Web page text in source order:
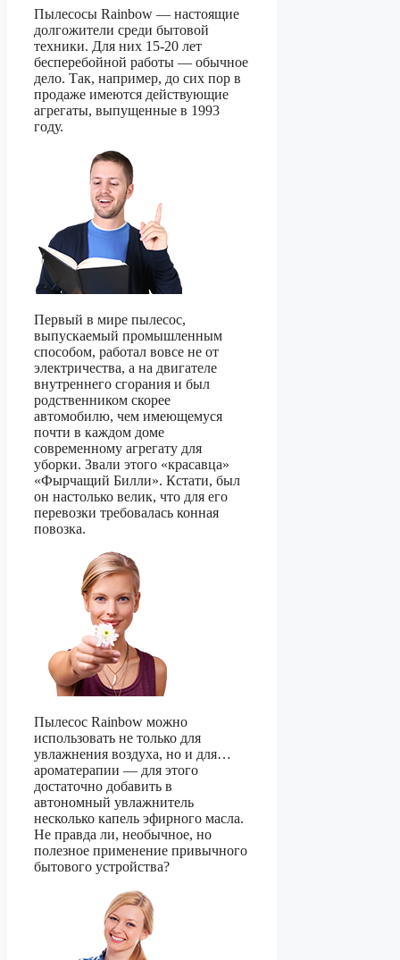
Пылесосы Rainbow — настоящие
долгожители среди бытовой
техники. Для них 15-20 лет
бесперебойной работы — обычное
дело. Так, например, до сих пор в
продаже имеются действующие
агрегаты, выпущенные в 1993
году.
Первый в мире пылесос,
выпускаемый промышленным
способом, работал вовсе не от
электричества, а на двигателе
внутреннего сгорания и был
родственником скорее
автомобилю, чем имеющемуся
почти в каждом доме
современному агрегату для
уборки. Звали этого «красавца»
«Фырчащий Билли». Кстати, был
он настолько велик, что для его
перевозки требовалась конная
повозка.
Пылесос Rainbow можно
использовать не только для
увлажнения воздуха, но и для…
ароматерапии — для этого
достаточно добавить в
автономный увлажнитель
несколько капель эфирного масла.
Не правда ли, необычное, но
полезное применение привычного
бытового устройства?